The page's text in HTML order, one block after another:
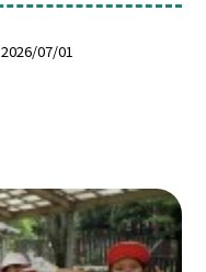
2026/07/01